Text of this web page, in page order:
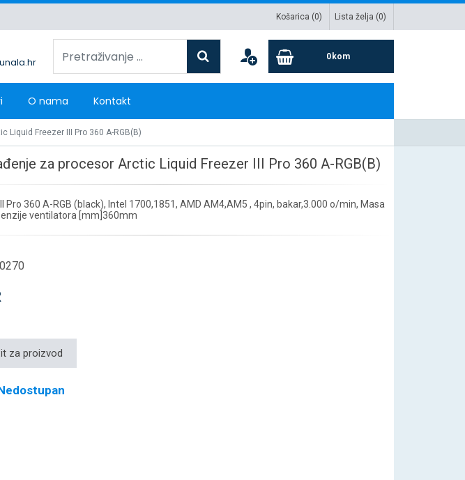
Košarica (0) Lista želja (0)
0 kom
O nama Kontakt
Liquid Freezer III Pro 360 A-RGB(B)
za procesor Arctic Liquid Freezer III Pro 360 A-RGB(B)
Pro 360 A-RGB (black), Intel 1700,1851, AMD AM4,AM5 , 4pin, bakar,3.000 o/min, Masa
ventilatora [mm]360mm
za proizvod